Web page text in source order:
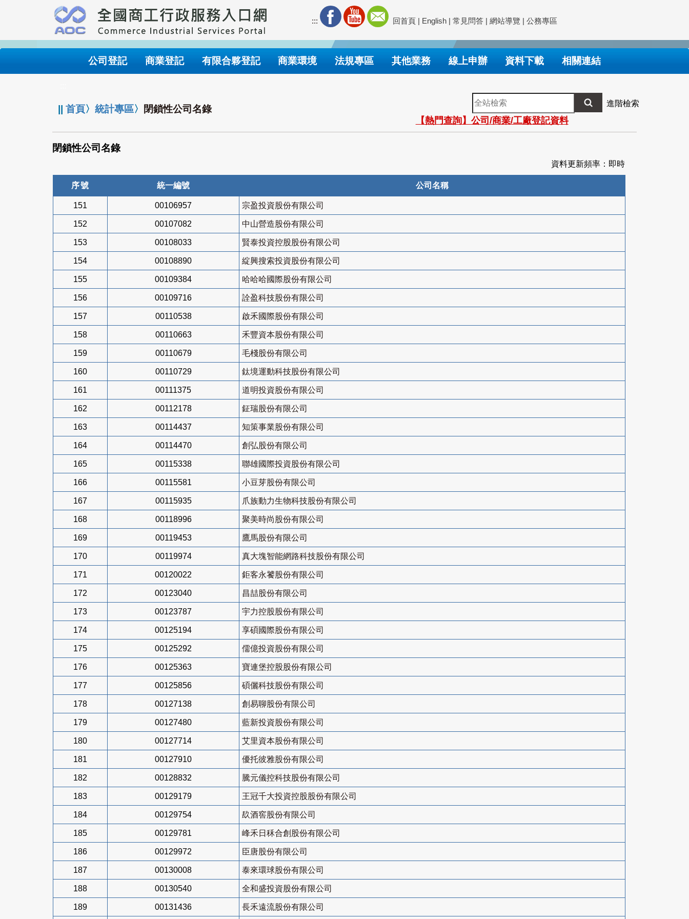
要
內
::: 回首頁 | English | 常見問答 | 網站導覽 | 公務專區
公司登記 商業登記 有限合夥登記 商業環境 法規專區 其他業務 線上申辦 資料下載 相關連結
||首頁〉統計專區〉 閉鎖性公司名錄
全
站
檢
索
進階檢索
【熱門查詢】公司/商業/工廠登記資料
閉鎖性公司名錄
資料更新頻率：即時
序號 統一編號 公司名稱
151 00106957 宗盈投資股份有限公司
152 00107082 中山營造股份有限公司
153 00108033 賢泰投資控股股份有限公司
154 00108890 綻興搜索投資股份有限公司
155 00109384 哈哈哈國際股份有限公司
156 00109716 詮盈科技股份有限公司
157 00110538 啟禾國際股份有限公司
158 00110663 禾豐資本股份有限公司
159 00110679 毛棧股份有限公司
160 00110729 鈦境運動科技股份有限公司
161 00111375 道明投資股份有限公司
162 00112178 鉦瑞股份有限公司
163 00114437 知策事業股份有限公司
164 00114470 創弘股份有限公司
165 00115338 聯雄國際投資股份有限公司
166 00115581 小豆芽股份有限公司
167 00115935 爪族動力生物科技股份有限公司
168 00118996 聚美時尚股份有限公司
169 00119453 鷹馬股份有限公司
170 00119974 真大塊智能網路科技股份有限公司
171 00120022 鉅客永饕股份有限公司
172 00123040 昌喆股份有限公司
173 00123787 宇力控股股份有限公司
174 00125194 享碩國際股份有限公司
175 00125292 儒億投資股份有限公司
176 00125363 寶連堡控股股份有限公司
177 00125856 碩儷科技股份有限公司
178 00127138 創易聊股份有限公司
179 00127480 藍新投資股份有限公司
180 00127714 艾里資本股份有限公司
181 00127910 優托彼雅股份有限公司
182 00128832 騰元儀控科技股份有限公司
183 00129179 王冠千大投資控股股份有限公司
184 00129754 镹酒窖股份有限公司
185 00129781 峰禾日秝合創股份有限公司
186 00129972 臣唐股份有限公司
187 00130008 泰來環球股份有限公司
188 00130540 全和盛投資股份有限公司
189 00131436 長禾遠流股份有限公司